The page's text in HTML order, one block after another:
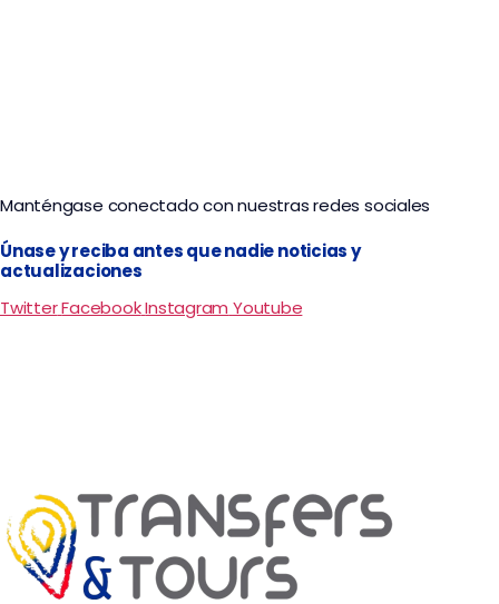
Manténgase conectado con nuestras redes sociales
Únase y reciba antes que nadie noticias y
actualizaciones
TwitterFacebookInstagram Youtube